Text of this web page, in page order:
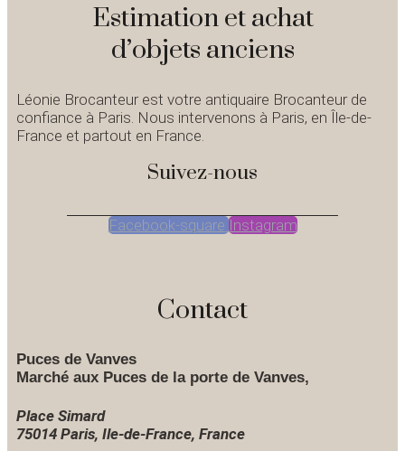
Estimation et achat
d’objets anciens
Léonie Brocanteur est votre antiquaire Brocanteur de
confiance à Paris. Nous intervenons à Paris, en Île-de-
France et partout en France.
Suivez-nous
Facebook-square Instagram
Contact
Puces de Vanves
Marché aux Puces de la porte de Vanves,
Place Simard
75014 Paris, Ile-de-France, France